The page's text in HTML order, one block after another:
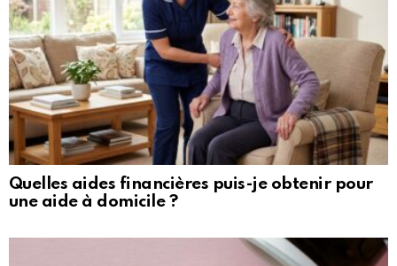
Quelles aides financières puis-je obtenir pour
une aide à domicile ?